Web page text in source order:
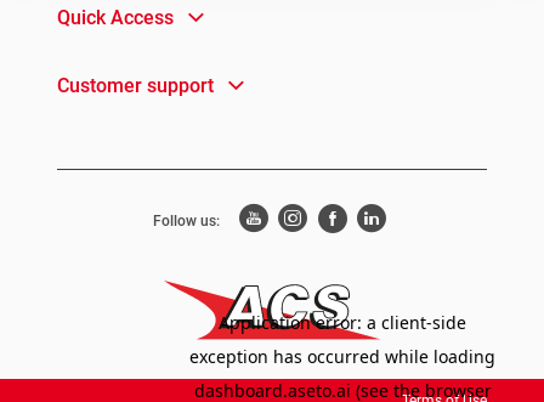
Quick Access
Customer support
Follow us: